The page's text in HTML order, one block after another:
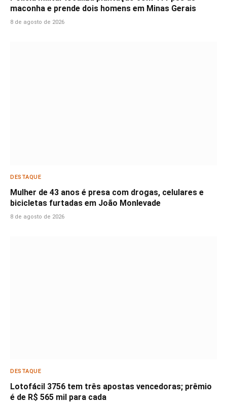
maconha e prende dois homens em Minas Gerais
8 de agosto de 2026
DESTAQUE
Mulher de 43 anos é presa com drogas, celulares e
bicicletas furtadas em João Monlevade
8 de agosto de 2026
DESTAQUE
Lotofácil 3756 tem três apostas vencedoras; prêmio
é de R$ 565 mil para cada